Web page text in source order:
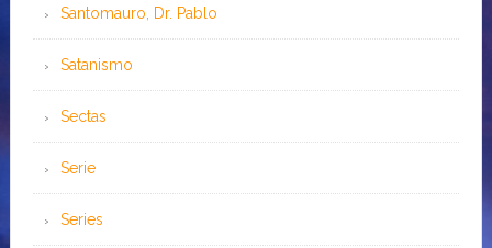
Santomauro, Dr. Pablo
Satanismo
Sectas
Serie
Series